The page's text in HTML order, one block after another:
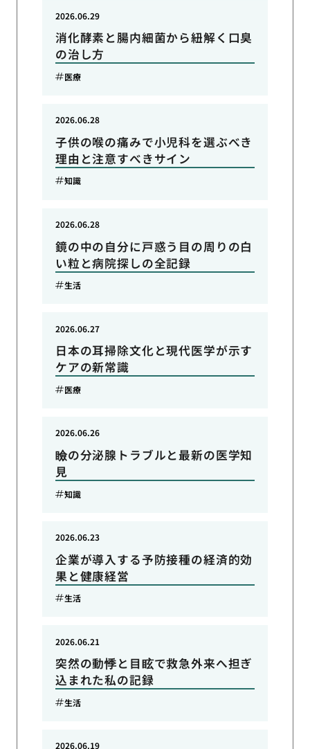
消化酵素と腸内細菌から紐解く口臭
の治し方
2026.06.29
医療
子供の喉の痛みで小児科を選ぶべき
理由と注意すべきサイン
2026.06.28
知識
鏡の中の自分に戸惑う目の周りの白
い粒と病院探しの全記録
2026.06.28
生活
日本の耳掃除文化と現代医学が示す
ケアの新常識
2026.06.27
医療
瞼の分泌腺トラブルと最新の医学知
見
2026.06.26
知識
企業が導入する予防接種の経済的効
果と健康経営
2026.06.23
生活
突然の動悸と目眩で救急外来へ担ぎ
込まれた私の記録
2026.06.21
生活
2026.06.19